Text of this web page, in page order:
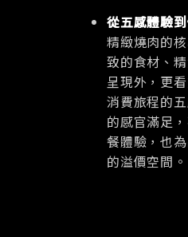
從五感體驗
精緻燒肉的
致的食材、
呈現外，更
消費旅程的
的感官滿足
餐體驗，也
的溢價空間。